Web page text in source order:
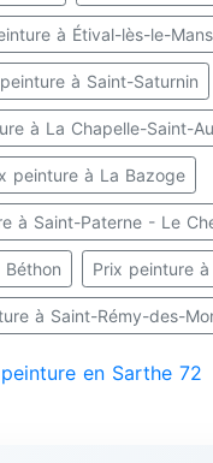
à Étival-lès-le-Mans
à Saint-Saturnin
à La Chapelle-Saint-
peinture à La Bazoge
à Saint-Paterne - Le
Prix peinture
à Saint-Rémy-des-
en Sarthe 72